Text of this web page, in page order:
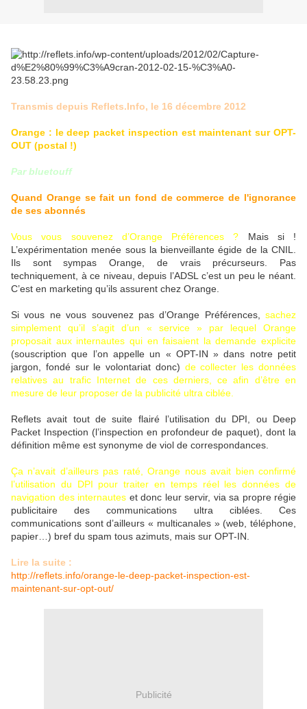
Transmis depuis Reflets.Info, le 16 décembre 2012
Orange : le deep packet inspection est maintenant sur OPT-
OUT (postal !)
Par bluetouff
Quand Orange se fait un fond de commerce de l'ignorance
de ses abonnés
Vous vous souvenez d’Orange Préférences ? Mais si !
L’expérimentation menée sous la bienveillante égide de la CNIL.
Ils sont sympas Orange, de vrais précurseurs. Pas
techniquement, à ce niveau, depuis l’ADSL c’est un peu le néant.
C’est en marketing qu’ils assurent chez Orange.
Si vous ne vous souvenez pas d’Orange Préférences, sachez
simplement qu’il s’agit d’un « service » par lequel Orange
proposait aux internautes qui en faisaient la demande explicite
(souscription que l’on appelle un « OPT-IN » dans notre petit
jargon, fondé sur le volontariat donc) de collecter les données
relatives au trafic Internet de ces derniers, ce afin d’être en
mesure de leur proposer de la publicité ultra ciblée.
Reflets avait tout de suite flairé l’utilisation du DPI, ou Deep
Packet Inspection (l’inspection en profondeur de paquet), dont la
définition même est synonyme de viol de correspondances.
Ça n’avait d’ailleurs pas raté, Orange nous avait bien confirmé
l’utilisation du DPI pour traiter en temps réel les données de
navigation des internautes et donc leur servir, via sa propre régie
publicitaire des communications ultra ciblées. Ces
communications sont d’ailleurs « multicanales » (web, téléphone,
papier…) bref du spam tous azimuts, mais sur OPT-IN.
Lire la suite :
http://reflets.info/orange-le-deep-packet-inspection-est-
maintenant-sur-opt-out/
Publicité